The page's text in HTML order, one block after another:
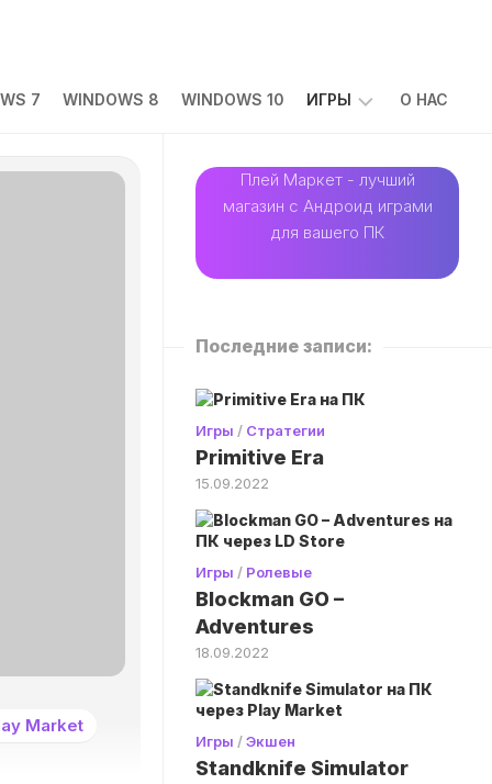
7 WINDOWS 8 WINDOWS 10 ИГРЫ
АРКАДЫ
ГОЛОВОЛОМКИ
ГОНКИ
КАЗУАЛЬНЫЕ
РОЛЕВЫЕ
СИМУЛЯТОРЫ
О НАС
Market
Плей Маркет - лучший
магазин с Андроид играми
для вашего ПК
Последние записи:
Игры / Стратегии
Primitive Era
15.09.2022
Игры / Ролевые
Blockman GO –
Adventures
18.09.2022
Игры /Экшен
Standknife Simulator